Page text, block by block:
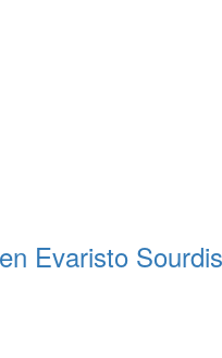
Evaristo Sourdis